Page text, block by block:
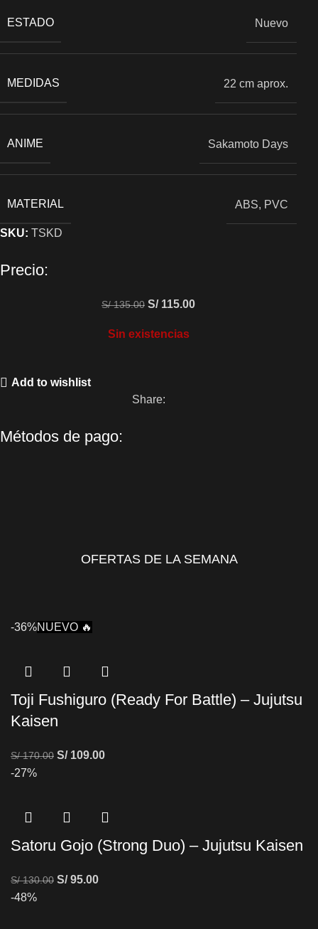
ESTADO Nuevo
MEDIDAS 22 cm aprox.
ANIME Sakamoto Days
MATERIAL ABS, PVC
SKU:TSKD
Precio:
S/135.00 S/115.00
Sin existencias
Add to wishlist
Share:
Métodos de pago:
OFERTAS DE LA SEMANA
-36%NUEVO 🔥
Toji Fushiguro (Ready For Battle) – Jujutsu
Kaisen
S/170.00 S/109.00
-27%
Satoru Gojo (Strong Duo) – Jujutsu Kaisen
S/130.00 S/95.00
-48%